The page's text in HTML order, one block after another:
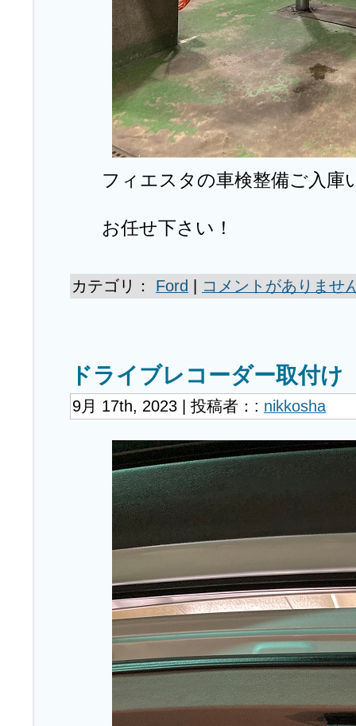
フィエスタの車検整備ご入庫
お任せ下さい！
カテゴリ： Ford | コメントがありませ
ドライブレコーダー取付け
9月 17th, 2023 | 投稿者：: nikkosha